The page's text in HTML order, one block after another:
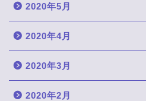
2020年5月
2020年4月
2020年3月
2020年2月